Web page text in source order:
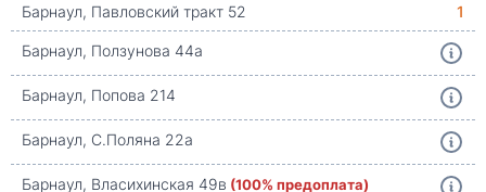
Барнаул, Павловский тракт 52
1
Барнаул, Ползунова 44а
Барнаул, Попова 214
Барнаул, С.Поляна 22а
Барнаул, Власихинская 49в (100% предоплата)